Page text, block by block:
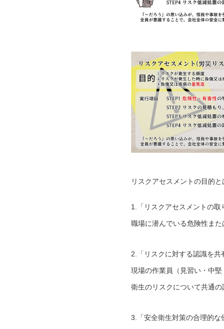
リスクアセスメントの目的
1.「リスクアセスメントの取
職場に潜んでいる危険性また
2.「リスクに対する認識を共
現場の作業員（見習い・中
衛生のリスクについて共通
3.「安全衛生対策の合理的な